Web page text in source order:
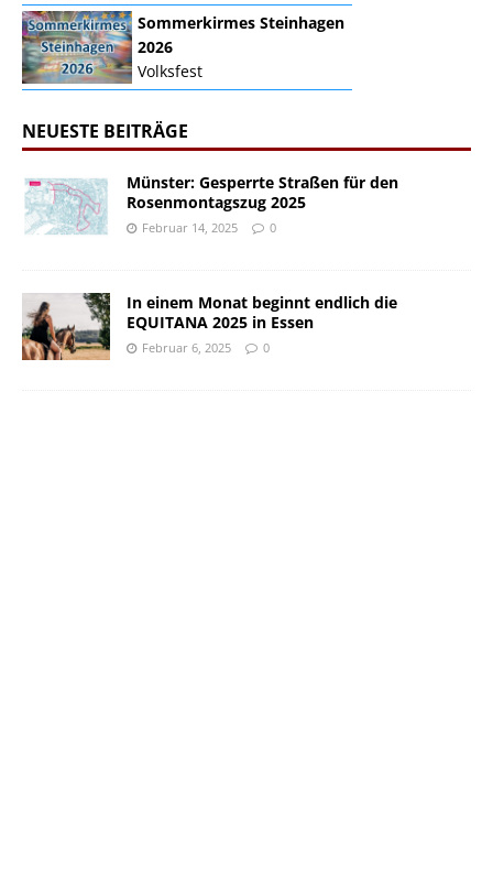
Sommerkirmes Steinhagen
2026
Volksfest
NEUESTE BEITRÄGE
Münster: Gesperrte Straßen für den
Rosenmontagszug 2025
Februar 14, 2025 0
In einem Monat beginnt endlich die
EQUITANA 2025 in Essen
Februar 6, 2025 0